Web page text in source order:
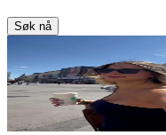
Søk nå